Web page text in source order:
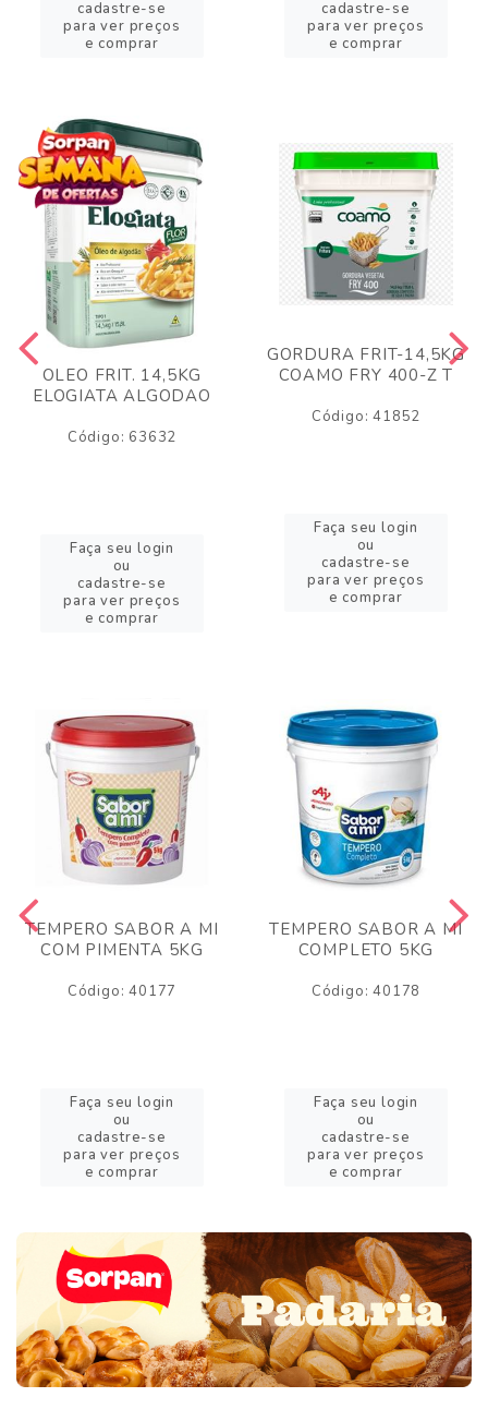
cadastre-se
para ver preços
e comprar
cadastre-se
para ver preços
e comprar
OLEO FRIT. 14,5KG
ELOGIATA ALGODAO
Código: 63632
Faça seu login
ou
cadastre-se
para ver preços
e comprar
GORDURA FRIT-14,5KG
COAMO FRY 400-Z T
Código: 41852
Faça seu login
ou
cadastre-se
para ver preços
e comprar
TEMPERO SABOR A MI
COM PIMENTA 5KG
Código: 40177
Faça seu login
ou
cadastre-se
para ver preços
e comprar
TEMPERO SABOR A MI
COMPLETO 5KG
Código: 40178
Faça seu login
ou
cadastre-se
para ver preços
e comprar